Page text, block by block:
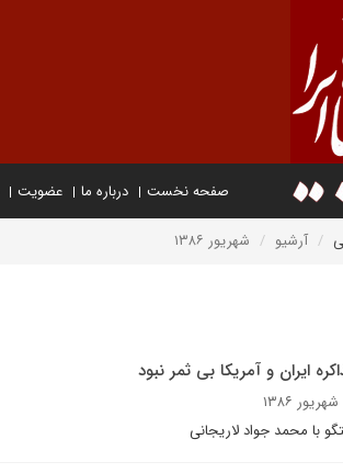
صفحه نخست درباره ما عضویت
آرشیو شهریور ۱۳۸۶
ايران و آمريکا بى ثمر نبود
با محمد جواد لاريجانى